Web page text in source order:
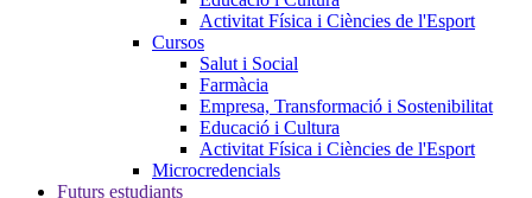
Activitat Física i Ciències de l'Esport
Cursos
Salut i Social
Farmàcia
Empresa, Transformació i Sostenibilitat
Educació i Cultura
Activitat Física i Ciències de l'Esport
Microcredencials
Futurs estudiants